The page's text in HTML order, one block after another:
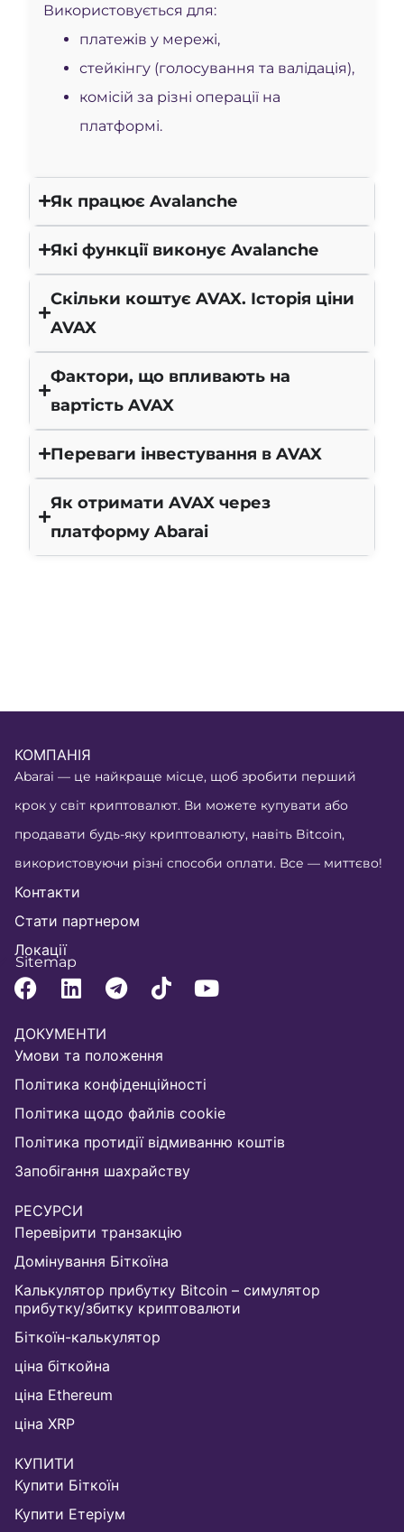
Використовується для:
платежів у мережі,
стейкінгу (голосування та валідація),
комісій за різні операції на
платформі.
Як працює Avalanche
Які функції виконує Avalanche
Скільки коштує AVAX. Історія ціни
AVAX
Фактори, що впливають на
вартість AVAX
Переваги інвестування в AVAX
Як отримати AVAX через
платформу Abarai
КОМПАНІЯ
Abarai — це найкраще місце, щоб зробити перший
крок у світ криптовалют. Ви можете купувати або
продавати будь-яку криптовалюту, навіть Bitcoin,
використовуючи різні способи оплати. Все — миттєво!
Контакти
Стати партнером
Локації
Sitemap
ДОКУМЕНТИ
Умови та положення
Політика конфіденційності
Політика щодо файлів cookie
Політика протидії відмиванню коштів
Запобігання шахрайству
РЕСУРСИ
Перевірити транзакцію
Домінування Біткоїна
Калькулятор прибутку Bitcoin – симулятор
прибутку/збитку криптовалюти
Біткоїн-калькулятор
ціна біткойна
ціна Ethereum
ціна XRP
КУПИТИ
Купити Біткоїн
Купити Етеріум